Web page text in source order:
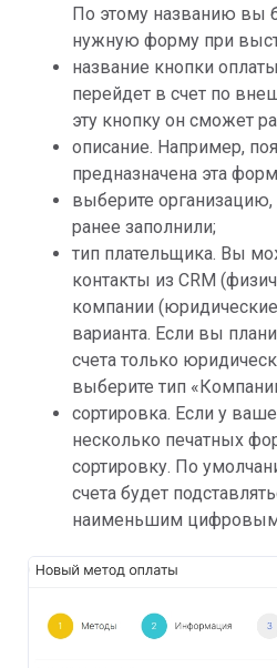
По этому названию вы
нужную форму при
название кнопки
перейдет в счет по
эту кнопку он сможет
описание. Например,
предназначена эта
выберите
ранее заполнили;
тип плательщика. Вы
контакты из CRM
компании
варианта. Если вы
счета только
выберите тип
сортировка. Если у
несколько печатных
сортировку. По
счета будет
наименьшим цифровым